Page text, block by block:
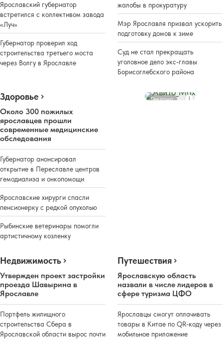
Ярославский губернатор
встретился с коллективом завода
«Луч»
Губернатор проверил ход
строительства третьего моста
через Волгу в Ярославле
жалобы в прокуратуру
Мэр Ярославля призвал ускорить
подготовку домов к зиме
Суд не стал прекращать
уголовное дело экс-главы
Борисоглебского района
Здоровье
Около 300 пожилых
ярославцев прошли
современные медицинские
обследования
Губернатор анонсировал
открытие в Переславле центров
гемодиализа и онкопомощи
Ярославские хирурги спасли
пенсионерку с редкой опухолью
Рыбинские ветеринары помогли
артистичному козленку
Реклама
Недвижимость
Утвержден проект застройки
проезда Шавырина в
Ярославле
Портфель жилищного
строительства Сбера в
Ярославской области вырос почти
Путешествия
Ярославскую область
назвали в числе лидеров в
сфере туризма ЦФО
Ярославцы смогут оплачивать
товары в Китае по QR-коду через
мобильное приложение